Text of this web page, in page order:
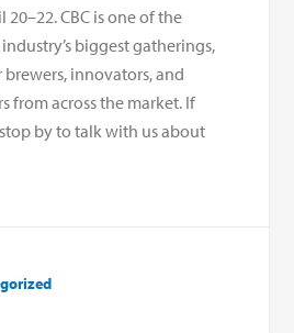
CBC is one of the
biggest gatherings,
innovators, and
from across the market. If
by to talk with us about